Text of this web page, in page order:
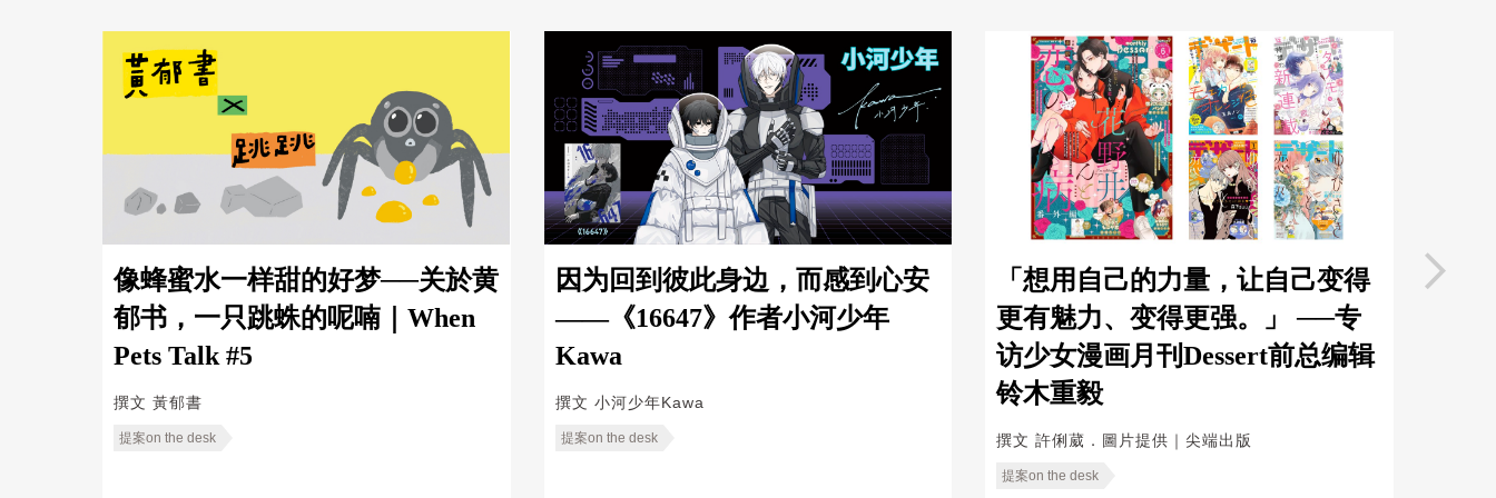
像蜂蜜水一样甜的好梦──关於黄
郁书，一只跳蛛的呢喃｜When
Pets Talk #5
撰文 黃郁書
提案on the desk
因为回到彼此身边，而感到心安
——《16647》作者小河少年
Kawa
撰文 小河少年Kawa
提案on the desk
「想用自己的力量，让自己变得
更有魅力、变得更强。」 ──专
访少女漫画月刊Dessert前总编辑
铃木重毅
撰文 許俐葳．圖片提供｜尖端出版
提案on the desk
爱